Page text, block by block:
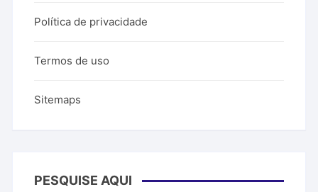
Política de privacidade
Termos de uso
Sitemaps
PESQUISE AQUI